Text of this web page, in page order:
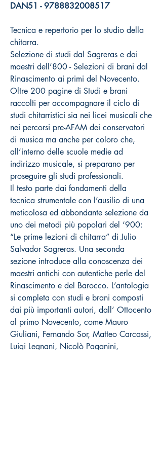
DAN51 - 9788832008517
Tecnica e repertorio per lo studio della
chitarra.
Selezione di studi dal Sagreras e dai
maestri dell’800 - Selezioni di brani dal
Rinascimento ai primi del Novecento.
Oltre 200 pagine di Studi e brani
raccolti per accompagnare il ciclo di
studi chitarristici sia nei licei musicali che
nei percorsi pre-AFAM dei conservatori
di musica ma anche per coloro che,
all’interno delle scuole medie ad
indirizzo musicale, si preparano per
proseguire gli studi professionali.
Il testo parte dai fondamenti della
tecnica strumentale con l’ausilio di una
meticolosa ed abbondante selezione da
uno dei metodi più popolari del ‘900:
“Le prime lezioni di chitarra” di Julio
Salvador Sagreras. Una seconda
sezione introduce alla conoscenza dei
maestri antichi con autentiche perle del
Rinascimento e del Barocco. L’antologia
si completa con studi e brani composti
dai più importanti autori, dall’ Ottocento
al primo Novecento, come Mauro
Giuliani, Fernando Sor, Matteo Carcassi,
Luigi Legnani, Nicolò Paganini,